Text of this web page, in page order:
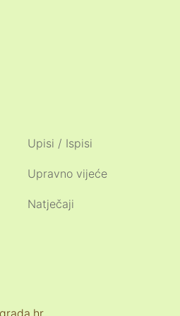
Upisi / Ispisi
Upravno vijeće
Natječaji